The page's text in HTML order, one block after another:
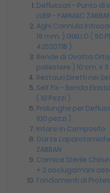
Deflussori - Punto di
LUER - FARMAC
Aghi Cannula
19 mm. ) GIALLO ( 50
4252071B )
Bende di Ovatta
poliestere ) 10 cm. x 3
Restauri Diretti nei
Self Fix - Benda
( 10 Pezzi )
Prolunghe per
100 pezzi )
Intarsi in Composito
Garze Laparotomiche
ZABBAN
Camice Sterile
+ 2 asciugamani
Fondamenti di